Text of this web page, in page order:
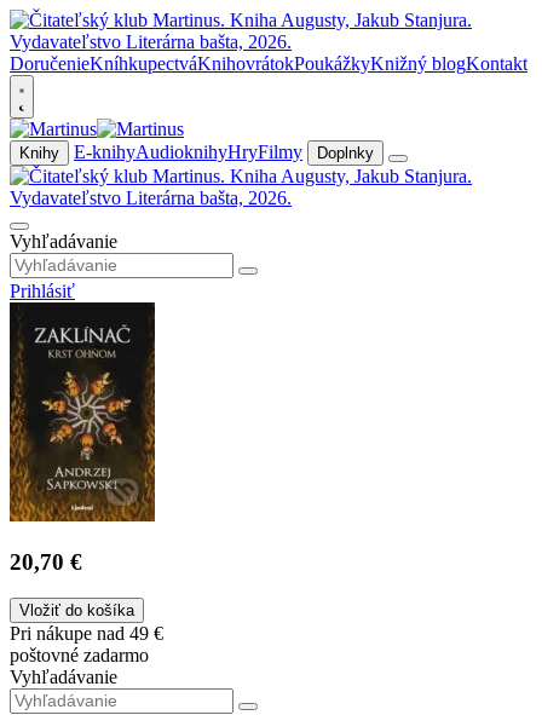
DoručenieKníhkupectváKnihovrátokPoukážkyKnižný blogKontakt
Knihy E-knihyAudioknihyHryFilmy Doplnky
Vyhľadávanie
Prihlásiť
20,70 €
Vložiť do košíka
Pri nákupe nad 49 €
poštovné zadarmo
Vyhľadávanie